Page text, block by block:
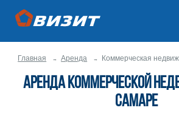
Главная Аренда Коммерческая
Аренда коммерческой
Самаре